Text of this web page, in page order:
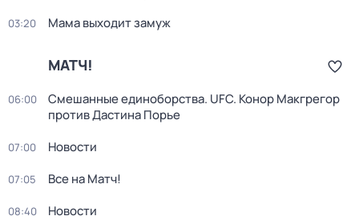
03:20 Мама выходит замуж
МАТЧ!
06:00
Смешанные единоборства. UFC. Конор Макгрегор
против Дастина Порье
07:00 Новости
07:05 Все на Матч!
08:40 Новости